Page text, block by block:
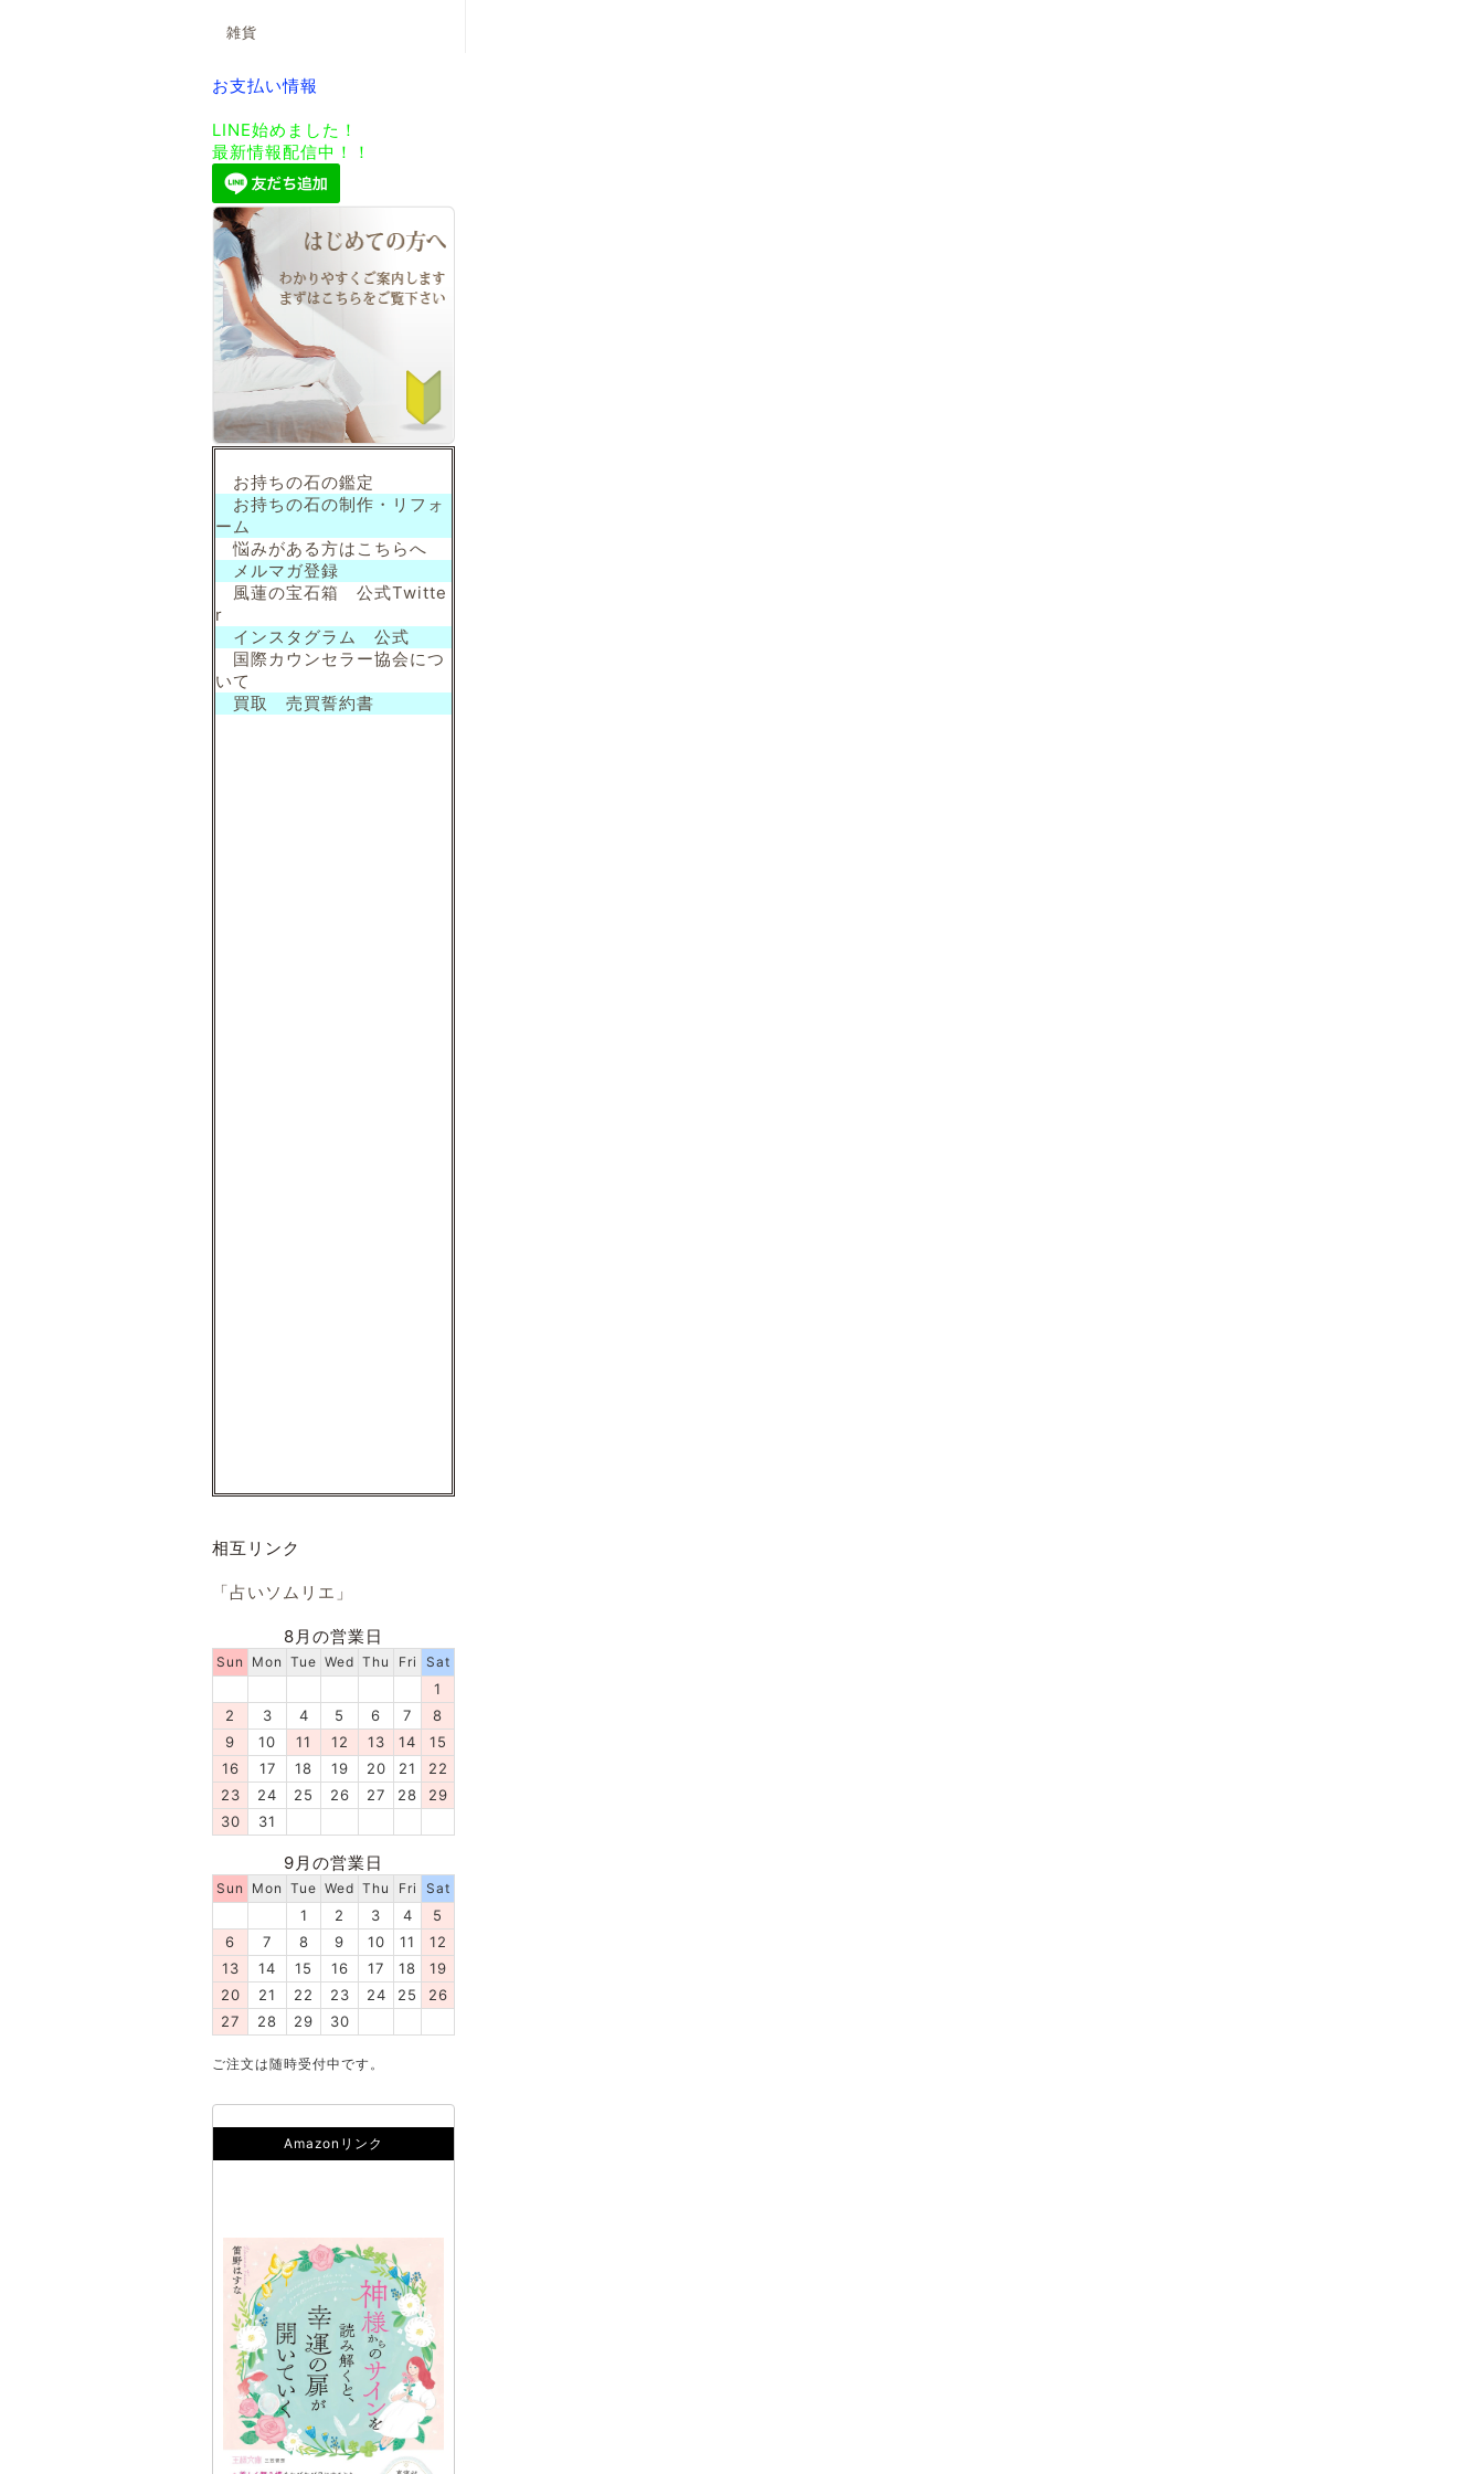
雑貨
お支払い情報
LINE始めました！
最新情報配信中！！
お持ちの石の鑑定
お持ちの石の制作・リフォ
ーム
悩みがある方はこちらへ
メルマガ登録
風蓮の宝石箱 公式Twitte
r
インスタグラム 公式
国際カウンセラー協会につ
いて
買取 売買誓約書
相互リンク
「占いソムリエ」
8月の営業日
Sun Mon Tue Wed Thu Fri Sat
1
2
3 4 5 6 7
8
9
10 11 12 13 14
15
16
17 18 19 20 21
22
23
24 25 26 27 28
29
30
31
9月の営業日
Sun Mon Tue Wed Thu Fri Sat
1 2 3 4
5
6
7 8 9 10 11
12
13
14 15 16 17 18
19
20
21 22 23 24 25
26
27
28 29 30
ご注文は随時受付中です。
Amazonリンク